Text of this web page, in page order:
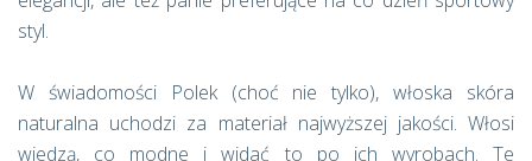
styl.
W świadomości Polek (choć nie tylko), włoska skóra
naturalna uchodzi za materiał najwyższej jakości. Włosi
wiedzą, co modne i widać to po ich wyrobach. Te